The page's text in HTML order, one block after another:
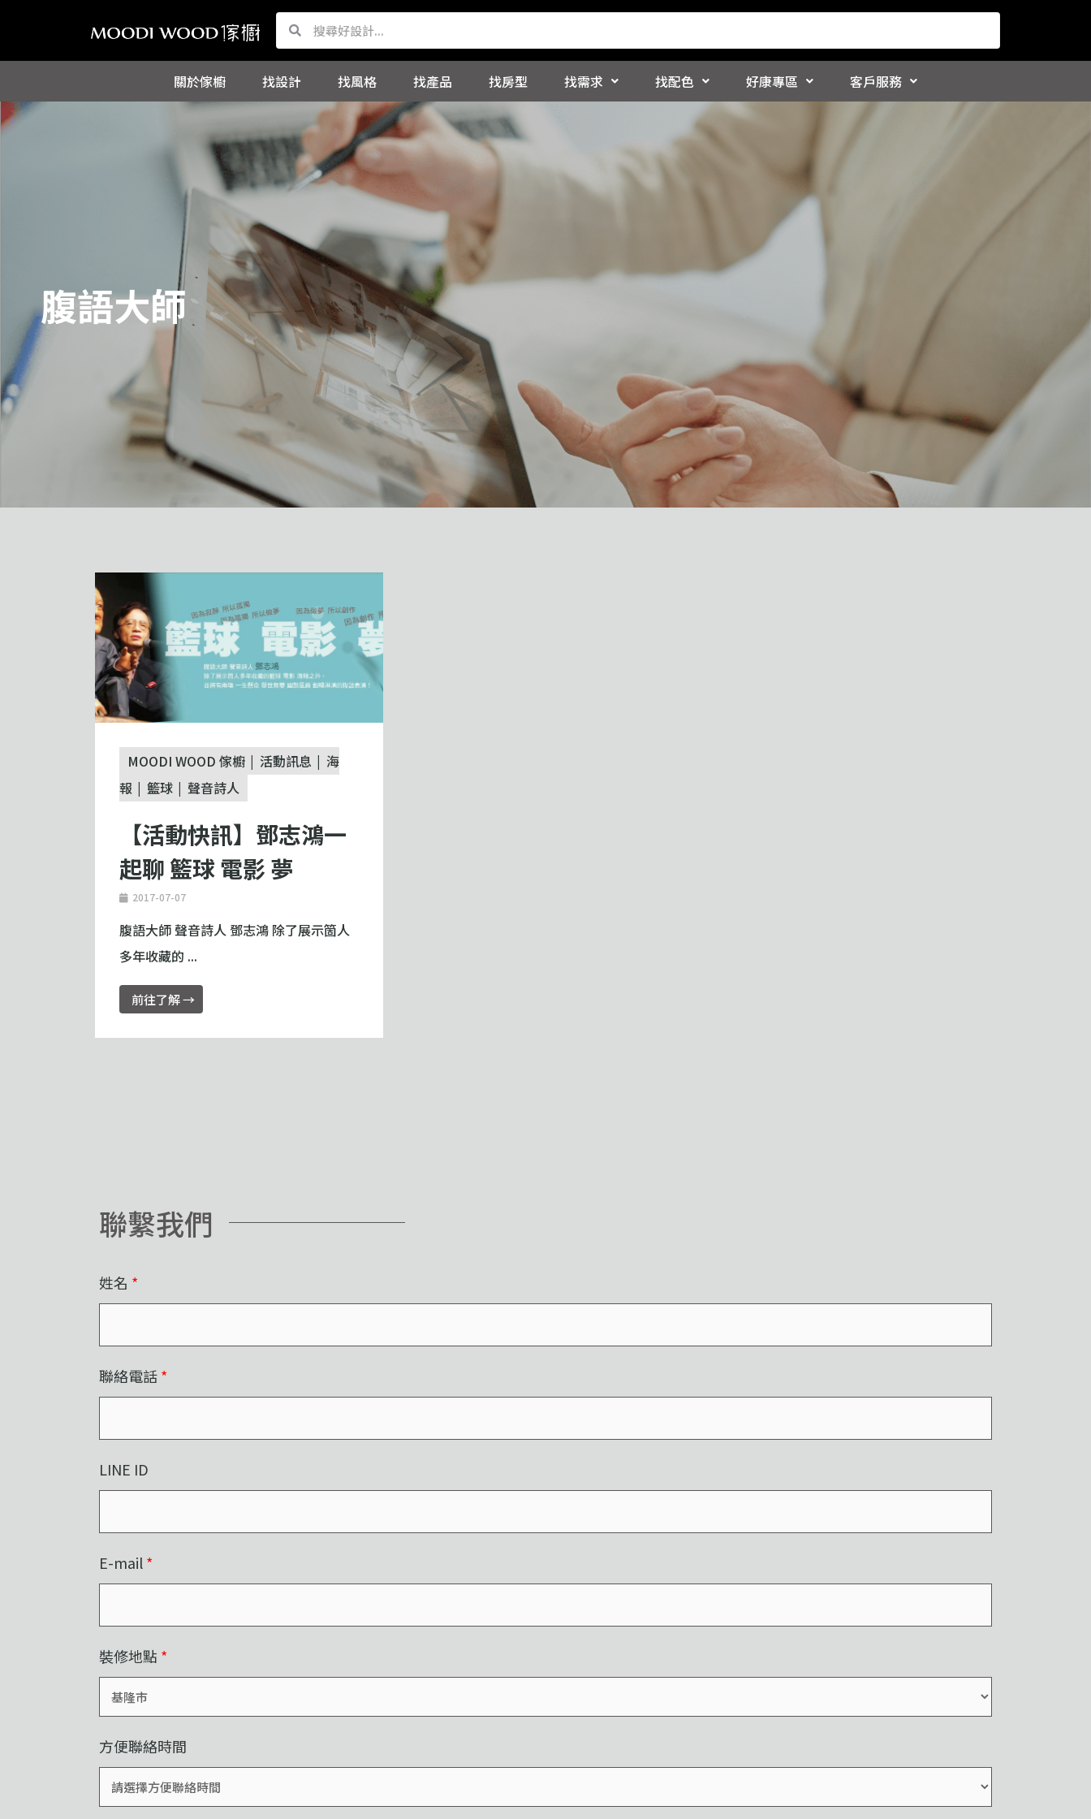
主
內
Search
Search
關於傢櫥 找設計 找風格 找產品 找房型 找需求 找配色 好康專區 客戶服務
MOODI WOOD 傢櫥 活動訊息
海
報
籃球 聲音詩人
【活動快訊】鄧志鴻一
起聊 籃球 電影 夢
2017-07-07
腹語大師 聲音詩人 鄧志鴻 除了展示箇人
多年收藏的 ...
前往了解 →
聯繫我們
姓名 *
聯絡電話*
LINE ID
E-mail*
裝修地點 *
方便聯絡時間